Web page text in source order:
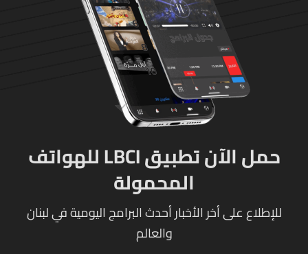
حمل الآن تطبيق LBCI للهواتف
المحمولة
للإطلاع على أخر الأخبار أحدث البرامج اليومية في لبنان
والعالم